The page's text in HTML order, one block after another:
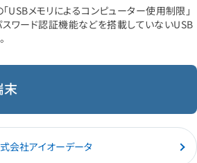
USBメモリによるコンピューター使用制限」
ワード認証機能などを搭載していないUSB
末
会社アイオーデータ